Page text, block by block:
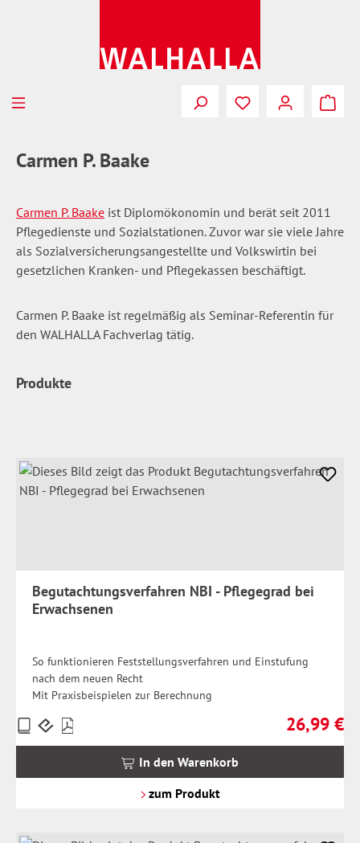
Du hast 0
Carmen P. Baake
Carmen P. Baake ist Diplomökonomin und berät seit 2011
Pflegedienste und Sozialstationen. Zuvor war sie viele Jahre
als Sozialversicherungsangestellte und Volkswirtin bei
gesetzlichen Kranken- und Pflegekassen beschäftigt.
Carmen P. Baake ist regelmäßig als Seminar-Referentin für
den WALHALLA Fachverlag tätig.
Produkte
Begutachtungsverfahren NBI - Pflegegrad bei
Erwachsenen
So funktionieren Feststellungsverfahren und Einstufung
nach dem neuen Recht
Mit Praxisbeispielen zur Berechnung
Regulärer
26,99 €
Preise
inkl.
In den Warenkorb
zum Produkt